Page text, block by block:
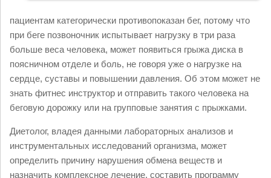
пациентам категорически противопоказан бег, потому что
при беге позвоночник испытывает нагрузку в три раза
больше веса человека, может появиться грыжа диска в
поясничном отделе и боль, не говоря уже о нагрузке на
сердце, суставы и повышении давления. Об этом может не
знать фитнес инструктор и отправить такого человека на
беговую дорожку или на групповые занятия с прыжками.
Диетолог, владея данными лабораторных анализов и
инструментальных исследований организма, может
определить причину нарушения обмена веществ и
назначить комплексное лечение, составить программу